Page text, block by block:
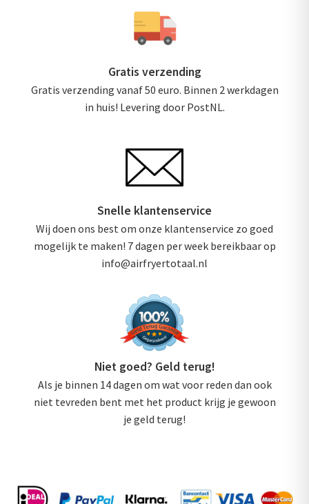
Gratis verzending
Gratis verzending vanaf 50 euro. Binnen 2 werkdagen
in huis! Levering door PostNL.
Snelle klantenservice
Wij doen ons best om onze klantenservice zo goed
mogelijk te maken! 7 dagen per week bereikbaar op
info@airfryertotaal.nl
Niet goed? Geld terug!
Als je binnen 14 dagen om wat voor reden dan ook
niet tevreden bent met het product krijg je gewoon
je geld terug!